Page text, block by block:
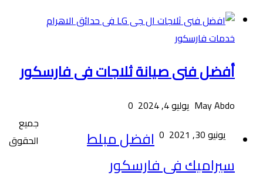
خدمات فارسكور
أفضل فنى صيانة ثلاجات فى فارسكور
May Abdo يوليو 4, 2024
0
يونيو 30, 2021
0 افضل مبلط
سيراميك فى فارسكور
جميع
الحقوق